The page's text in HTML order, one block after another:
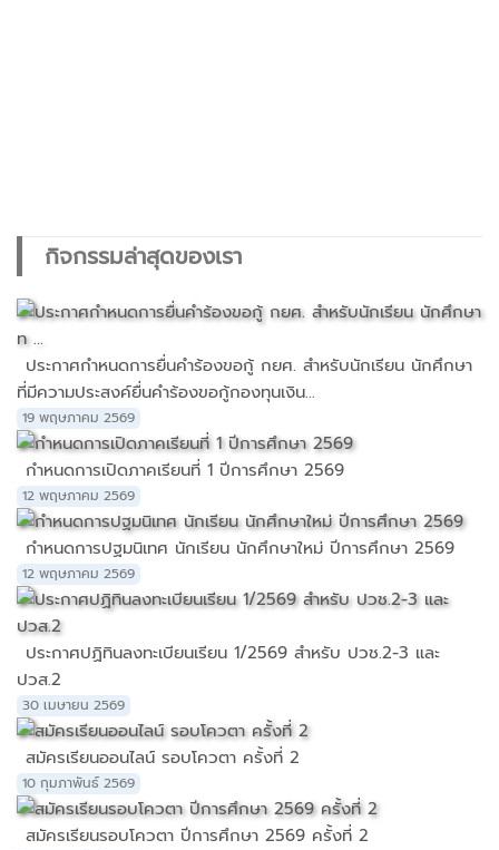
กิจกรรมล่าสุดของเรา
ประกาศกำหนดการยื่นคำร้องขอกู้ กยศ. สำหรับนักเรียน นักศึกษา
ที่มีความประสงค์ยื่นคำร้องขอกู้กองทุนเงิน...
19 พฤษภาคม 2569
กำหนดการเปิดภาคเรียนที่ 1 ปีการศึกษา 2569
12 พฤษภาคม 2569
กำหนดการปฐมนิเทศ นักเรียน นักศึกษาใหม่ ปีการศึกษา 2569
12 พฤษภาคม 2569
ประกาศปฏิทินลงทะเบียนเรียน 1/2569 สำหรับ ปวช.2-3 และ
ปวส.2
30 เมษายน 2569
สมัครเรียนออนไลน์ รอบโควตา ครั้งที่ 2
10 กุมภาพันธ์ 2569
สมัครเรียนรอบโควตา ปีการศึกษา 2569 ครั้งที่ 2